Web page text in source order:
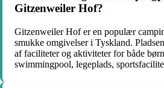
Gitzenweiler Hof?
Gitzenweiler Hof er en populær
smukke omgivelser i Tyskland.
af faciliteter og aktiviteter for både
swimmingpool, legeplads,